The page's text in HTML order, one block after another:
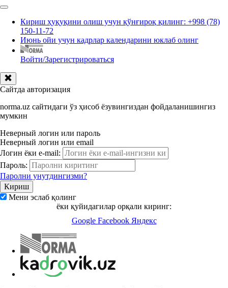
Кириш ҳуқуқини олиш учун қўнғироқ қилинг: +998 (78)
150-11-72
Июнь ойи учун кадрлар календарини юклаб олинг
Войти/Зарегистрироваться
Сайтда авторизация
norma.uz сайтидаги ўз ҳисоб ёзувингиздан фойдаланишингиз
мумкин
Неверный логин или пароль
Неверный логин или email
Логин ёки e-mail:
Пароль:
Паролни унутдингизми?
Мени эслаб қолинг
ёки қуйидагилар орқали киринг:
Google Facebook Яндекс